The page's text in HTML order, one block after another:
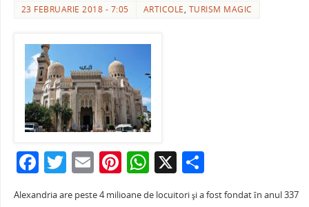
23 FEBRUARIE 2018 - 7:05 ARTICOLE, TURISM MAGIC
F
a
T E
m
Pi W
h
X P
ar
Alexandria are peste 4 milioane de locuitori şi a fost fondat în anul 337